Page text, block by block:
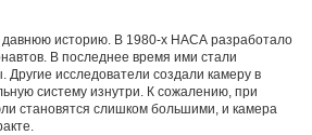
историю. В 1980-х НАСА разработало
В последнее время ими стали
исследователи создали камеру в
систему изнутри. К сожалению, при
становятся слишком большими, и камера